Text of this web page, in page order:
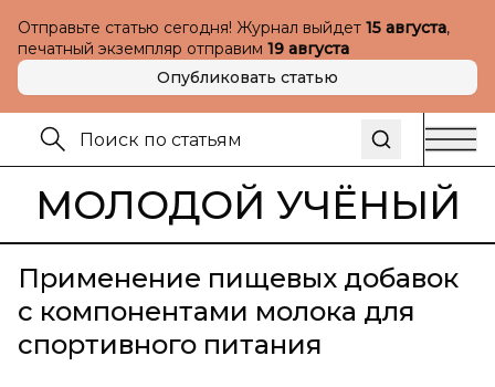
Отправьте статью сегодня! Журнал выйдет 15 августа,
печатный экземпляр отправим 19 августа
Опубликовать статью
МОЛОДОЙ УЧЁНЫЙ
Применение пищевых добавок
с компонентами молока для
спортивного питания